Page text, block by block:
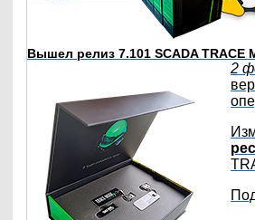
Вышел релиз 7.101 SCADA TRACE
2